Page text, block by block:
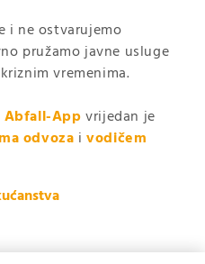
i ne ostvarujemo
pružamo javne usluge
vremenima.
Abfall-Appvrijedan je
odvoza ivodičem